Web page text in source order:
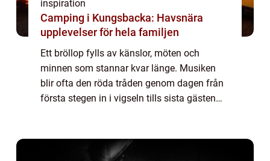
inspiration
Camping i Kungsbacka: Havsnära
upplevelser för hela familjen
Ett bröllop fylls av känslor, möten och
minnen som stannar kvar länge. Musiken
blir ofta den röda tråden genom dagen från
första stegen in i vigseln tills sista gästen